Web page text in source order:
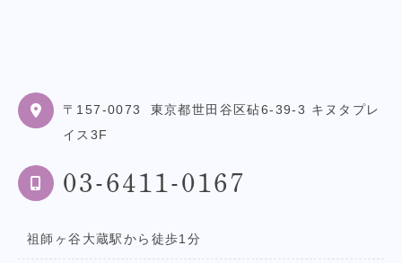
〒157-0073
東京都世田谷区砧6-39-3 キヌタプレ
イス3F
03-6411-0167
祖師ヶ谷大蔵駅から徒歩1分